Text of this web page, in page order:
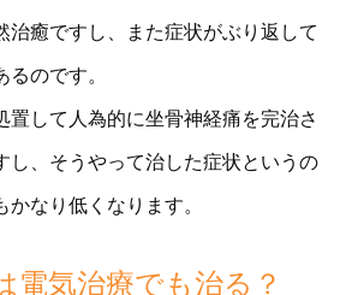
治癒ですし、また症状がぶり返して
るのです。
置して人為的に坐骨神経痛を完治さ
し、そうやって治した症状というの
なり低くなります。
電気治療でも治る？